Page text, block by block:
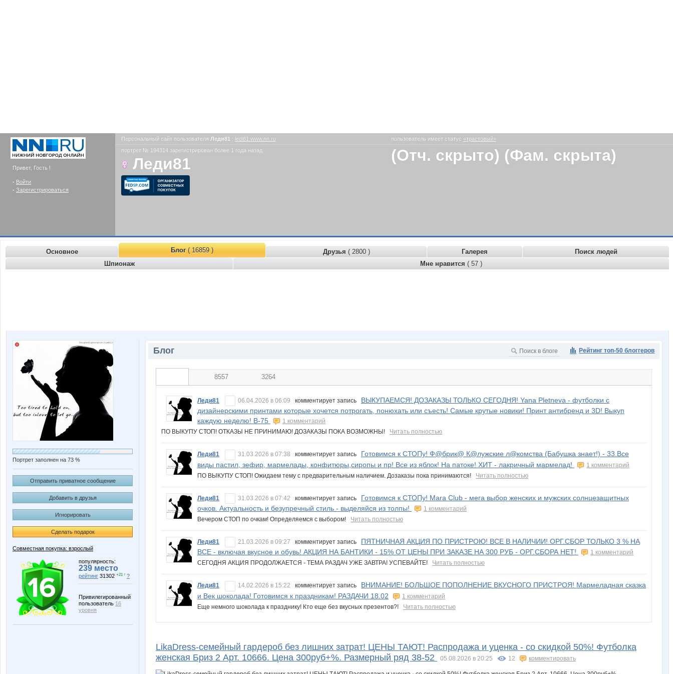
Привет, Гость !
- Войти
- Зарегистрироваться
Персональный сайт пользователя Леди81 : ledi81.www.nn.ru пользователь имеет статус «трастовый»
портрет № 194314 зарегистрирован более 1 года назад
Леди81 (Отч. скрыто) (Фам. скрыта)
Основное Блог( 16859 ) Друзья ( 2800 ) Галерея
Поиск людей
Шпионаж
Мне нравится ( 57 )
Портрет заполнен на 73 %
Отправить приватное сообщение
Добавить в друзья
Игнорировать
Сделать подарок
Совместная покупка: взрослый
популярность:
239 место
рейтинг 31302 +21 ↑ ?
Привилегированный
пользователь 16
уровня
Рейтинг топ-50 блоггеров
Блог
8557 3264
Леди81 06.04.2026 в 06:09 комментирует запись ВЫКУПАЕМСЯ! ДОЗАКАЗЫ ТОЛЬКО СЕГОДНЯ! Yana Pletneva - футболки с
дизайнерскими принтами которые хочется потрогать, понюхать или съесть! Самые крутые новики! Принт антибренд и 3D! Выкуп
каждую неделю! В-75
1 комментарий
ПО ВЫКУПУ СТОП! ОТКАЗЫ НЕ ПРИНИМАЮ! ДОЗАКАЗЫ ПОКА ВОЗМОЖНЫ! Читать полностью
Леди81 31.03.2026 в 07:38 комментирует запись Готовимся к СТОПу! Ф@брик@ К@лужские л@комства (Бабушка знает!) - 33.Все
виды пастил, зефир, мармелады, конфитюры,сиропы и пр! Все из яблок! На патоке! ХИТ - лакричный мармелад!
1 комментарий
ПО ВЫКУПУ СТОП! Ожидаем тему с предварительным наличием. Дозаказы пока принимаются! Читать полностью
Леди81 31.03.2026 в 07:42 комментирует запись Готовимся к СТОПу! Mara Club - мега выбор женских и мужских солнцезащитных
очков. Актуальность и безупречный стиль - выделяйся из толпы!
1 комментарий
Вечером СТОП по очкам! Определяемся с выбором! Читать полностью
Леди81 21.03.2026 в 09:27 комментирует запись ПЯТНИЧНАЯ АКЦИЯ ПО ПРИСТРОЮ! ВСЕ В НАЛИЧИИ! ОРГ.СБОР ТОЛЬКО 3 % НА
ВСЕ - включая вкусное и обувь! АКЦИЯ НА БАНТИКИ - 15% ОТ ЦЕНЫ ПРИ ЗАКАЗЕ НА 300 РУБ - ОРГ.СБОРА НЕТ!
1 комментарий
СЕГОДНЯ АКЦИЯ ПРОДОЛЖАЕТСЯ - ТЕМА РАЗДАЧ УЖЕ ЗАВТРА! УСПЕВАЙТЕ! Читать полностью
Леди81 14.02.2026 в 15:22 комментирует запись ВНИМАНИЕ! БОЛЬШОЕ ПОПОЛНЕНИЕ ВКУСНОГО ПРИСТРОЯ! Мармеладная сказка
и Век шоколада! Готовимся к праздникам! РАЗДАЧИ 18.02
1 комментарий
Еще немного шоколада к празднику! Кто еще без вкусных презентов?! Читать полностью
LikaDress-семейный гардероб без лишних затрат! ЦЕНЫ ТАЮТ! Распродажа и уценка - со скидкой 50%! Футболка
женская Бриз 2 Арт. 10666. Цена 300руб+%. Размерный ряд 38-52
05.08.2026 в 20:25 12 комментировать